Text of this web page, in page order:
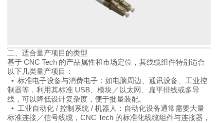
二、适合量产项目的类型
基于 CNC Tech 的产品属性和市场定位，其线缆组件特别适合
以下几类量产项目：
• 标准电子设备与消费电子：如电脑周边、通讯设备、工业控
制器等，利用其标准 USB、模块／以太网、扁平排线或多导
线，可以降低设计复杂度，便于批量装配。
• 工业自动化 / 控制系统 / 机器人：自动化设备通常需要大量
标准连接／信号线缆，CNC Tech 的标准化线缆组件与连接器，